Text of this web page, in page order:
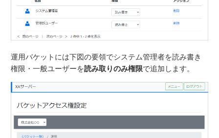
運用バケットには下図の要領でシステム管理者を読み書き
権限・一般ユーザーを読み取りのみ権限で追加します。